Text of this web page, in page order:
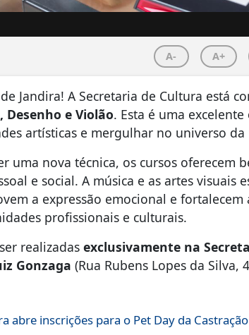
A- A+
Jandira! A Secretaria de Cultura está
Desenho e Violão. Esta é uma
artísticas e mergulhar no universo da
uma nova técnica, os cursos oferecem
e social. A música e as artes visuais
a expressão emocional e
profissionais e culturais.
realizadas exclusivamente na
Gonzaga (Rua Rubens Lopes da Silva,
abre inscrições para o Pet Day da Castração